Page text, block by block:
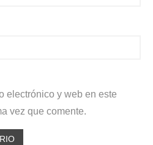
electrónico y web en este
vez que comente.